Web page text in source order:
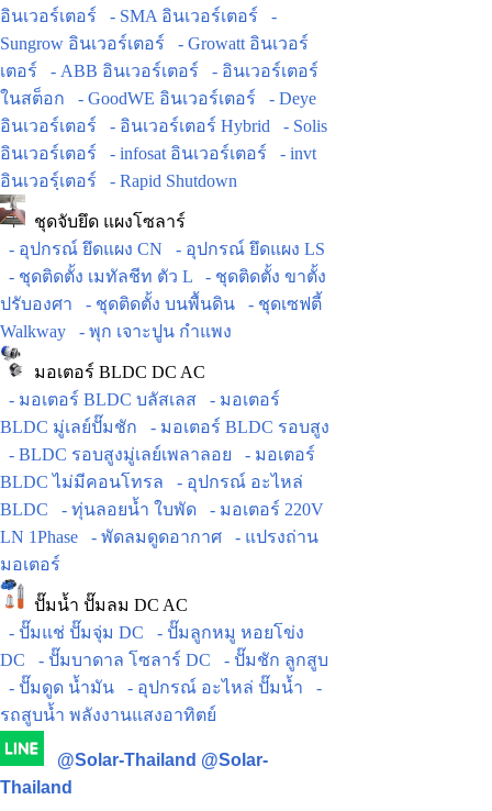
อินเวอร์เตอร์
- SMA อินเวอร์เตอร์
-
Sungrow อินเวอร์เตอร์
- Growatt อินเวอร์
เตอร์
- ABB อินเวอร์เตอร์
- อินเวอร์เตอร์
ในสต็อก
- GoodWE อินเวอร์เตอร์
- Deye
อินเวอร์เตอร์
- อินเวอร์เตอร์ Hybrid
- Solis
อินเวอร์เตอร์
- infosat อินเวอร์เตอร์
- invt
อินเวอร์ฺเตอร์
- Rapid Shutdown
ชุดจับยึด แผงโซลาร์
- อุปกรณ์ ยึดแผง CN
- อุปกรณ์ ยึดแผง LS
- ชุดติดตั้ง เมทัลชีท ตัว L
- ชุดติดตั้ง ขาตั้ง
ปรับองศา
- ชุดติดตั้ง บนพื้นดิน
- ชุดเซฟตี้
Walkway
- พุก เจาะปูน กำแพง
มอเตอร์ BLDC DC AC
- มอเตอร์ BLDC บลัสเลส
- มอเตอร์
BLDC มู่เลย์ปั๊มชัก
- มอเตอร์ BLDC รอบสูง
- BLDC รอบสูงมู่เลย์เพลาลอย
- มอเตอร์
BLDC ไม่มีคอนโทรล
- อุปกรณ์ อะไหล่
BLDC
- ทุ่นลอยน้ำ ใบพัด
- มอเตอร์ 220V
LN 1Phase
- พัดลมดูดอากาศ
- แปรงถ่าน
มอเตอร์
ปั๊มน้ำ ปั๊มลม DC AC
- ปั๊มแช่ ปั๊มจุ่ม DC
- ปั๊มลูกหมู หอยโข่ง
DC
- ปั๊มบาดาล โซลาร์ DC
- ปั๊มชัก ลูกสูบ
- ปั๊มดูด น้ำมัน
- อุปกรณ์ อะไหล่ ปั๊มน้ำ
-
รถสูบน้ำ พลังงานแสงอาทิตย์
@Solar-Thailand @Solar-
Thailand